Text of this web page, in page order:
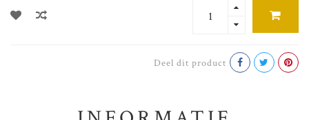
Deel dit product